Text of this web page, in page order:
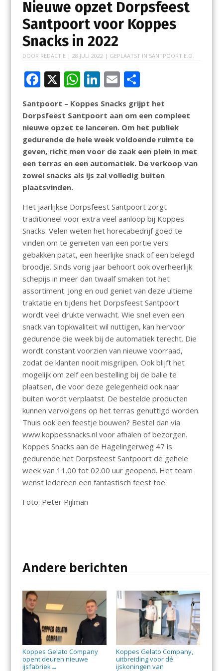
Nieuwe opzet Dorpsfeest
Santpoort voor Koppes
Snacks in 2022
DOOR REDACTIE | 28 JULI 2022 | GEPLAATST IN SANTPOORT E.O.
F
e
b
o
o
k
X W
at
s
A
p
p
Li
k
e
dI
n
E
m
ai
l
D
el
e
n
Santpoort – Koppes Snacks grijpt het
Dorpsfeest Santpoort aan om een compleet
nieuwe opzet te lanceren. Om het publiek
gedurende de hele week voldoende ruimte te
geven, richt men voor de zaak een plein in met
een terras en een automatiek. De verkoop van
zowel snacks als ijs zal volledig buiten
plaatsvinden.
Het jaarlijkse Dorpsfeest Santpoort zorgt
traditioneel voor extra veel aanloop bij Koppes
Snacks. Velen weten het horecabedrijf goed te
vinden om te genieten van een portie vers
gebakken patat, een heerlijke snack of een belegd
broodje. Sinds vorig jaar behoort ook overheerlijk
schepijs in meer dan twaalf smaken tot het
assortiment. Jong en oud geniet van deze ultieme
traktatie en tijdens het Dorpsfeest Santpoort
wordt veel drukte verwacht. Wie snel even een
snack van topkwaliteit wil nuttigen, kan hiervoor
gedurende die week bij de automatiek terecht. Die
wordt constant voorzien van nieuwe voorraad,
zodat de klanten nooit misgrijpen. Ook blijft het
mogelijk om zelf een bestelling bij de balie te
plaatsen, die voor deze gelegenheid ook naar
buiten wordt verplaatst. De bestelde producten
kunnen vervolgens op het terras genuttigd worden.
Thuis ook een feestje bouwen? Bestel dan via
www.koppessnacks.nl voor afhalen of bezorgen.
Koppes Snacks aan de Hagelingerweg 47 is
gedurende het Dorpsfeest Santpoort de gehele
week van 11.00 tot 02.00 uur geopend. Het team
wenst iedereen een fantastisch feest toe.
Foto: Peter Pijlman
Andere berichten
Koppes Gelato Company
opent deuren nieuwe
ijsfabriek→
Koppes Gelato Company,
uitbreiding voor dé
ijskoningen van